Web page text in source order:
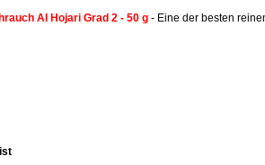
Al Hojari Grad 2 - 50 g - Eine der besten